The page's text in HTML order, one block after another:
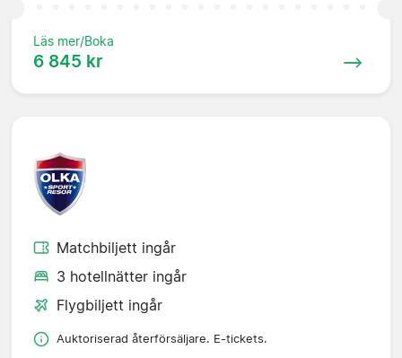
Läs mer/Boka
6 845 kr
Matchbiljett ingår
3 hotellnätter ingår
Flygbiljett ingår
Auktoriserad återförsäljare. E-tickets.